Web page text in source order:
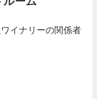
イナリーの関係者